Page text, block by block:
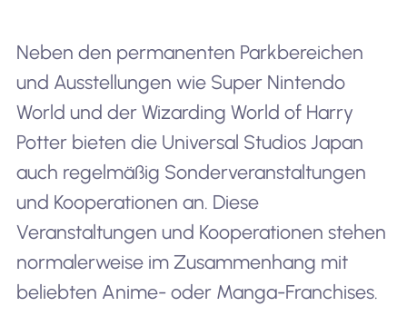
Neben den permanenten Parkbereichen
und Ausstellungen wie Super Nintendo
World und der Wizarding World of Harry
Potter bieten die Universal Studios Japan
auch regelmäßig Sonderveranstaltungen
und Kooperationen an. Diese
Veranstaltungen und Kooperationen stehen
normalerweise im Zusammenhang mit
beliebten Anime- oder Manga-Franchises.